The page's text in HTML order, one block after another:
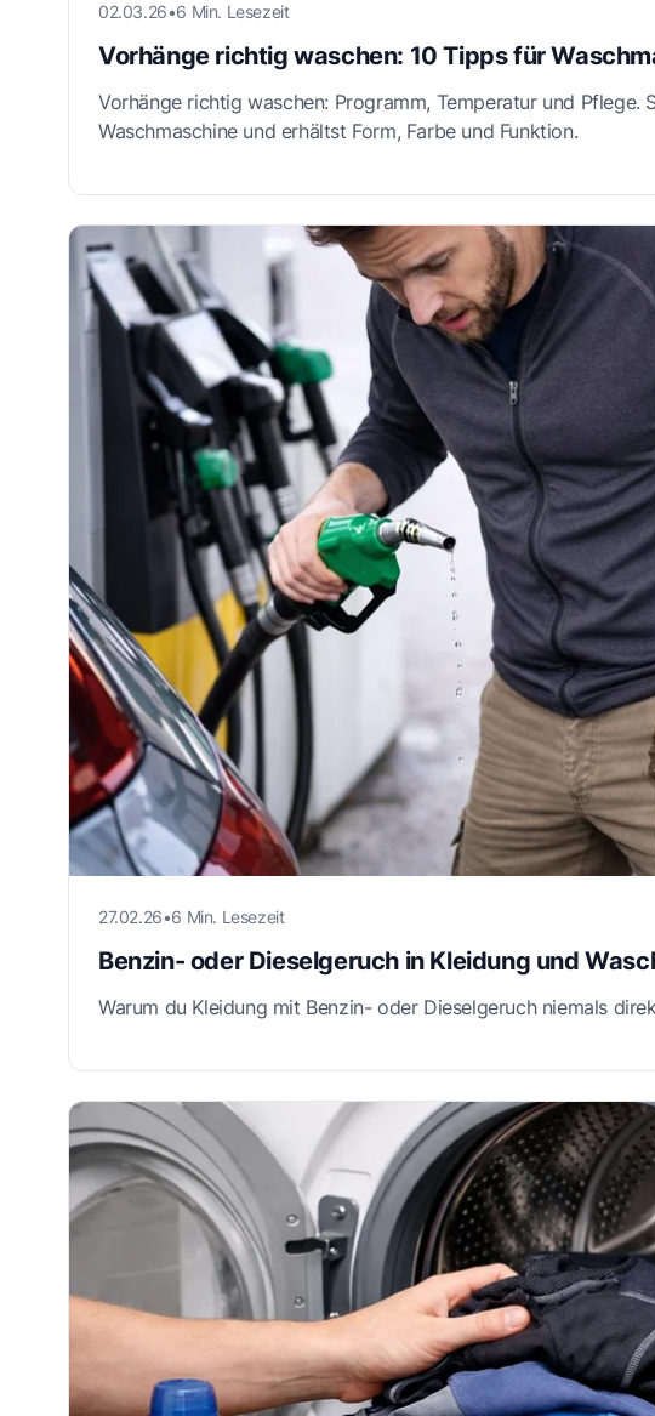
02.03.26•6 Min. Lesezeit
Vorhänge richtig waschen: 10 Tipps für
Vorhänge richtig waschen: Programm, Temperatur und Pflege.
Waschmaschine und erhältst Form, Farbe und Funktion.
27.02.26•6 Min. Lesezeit
Benzin- oder Dieselgeruch in Kleidung und
Warum du Kleidung mit Benzin- oder Dieselgeruch niemals